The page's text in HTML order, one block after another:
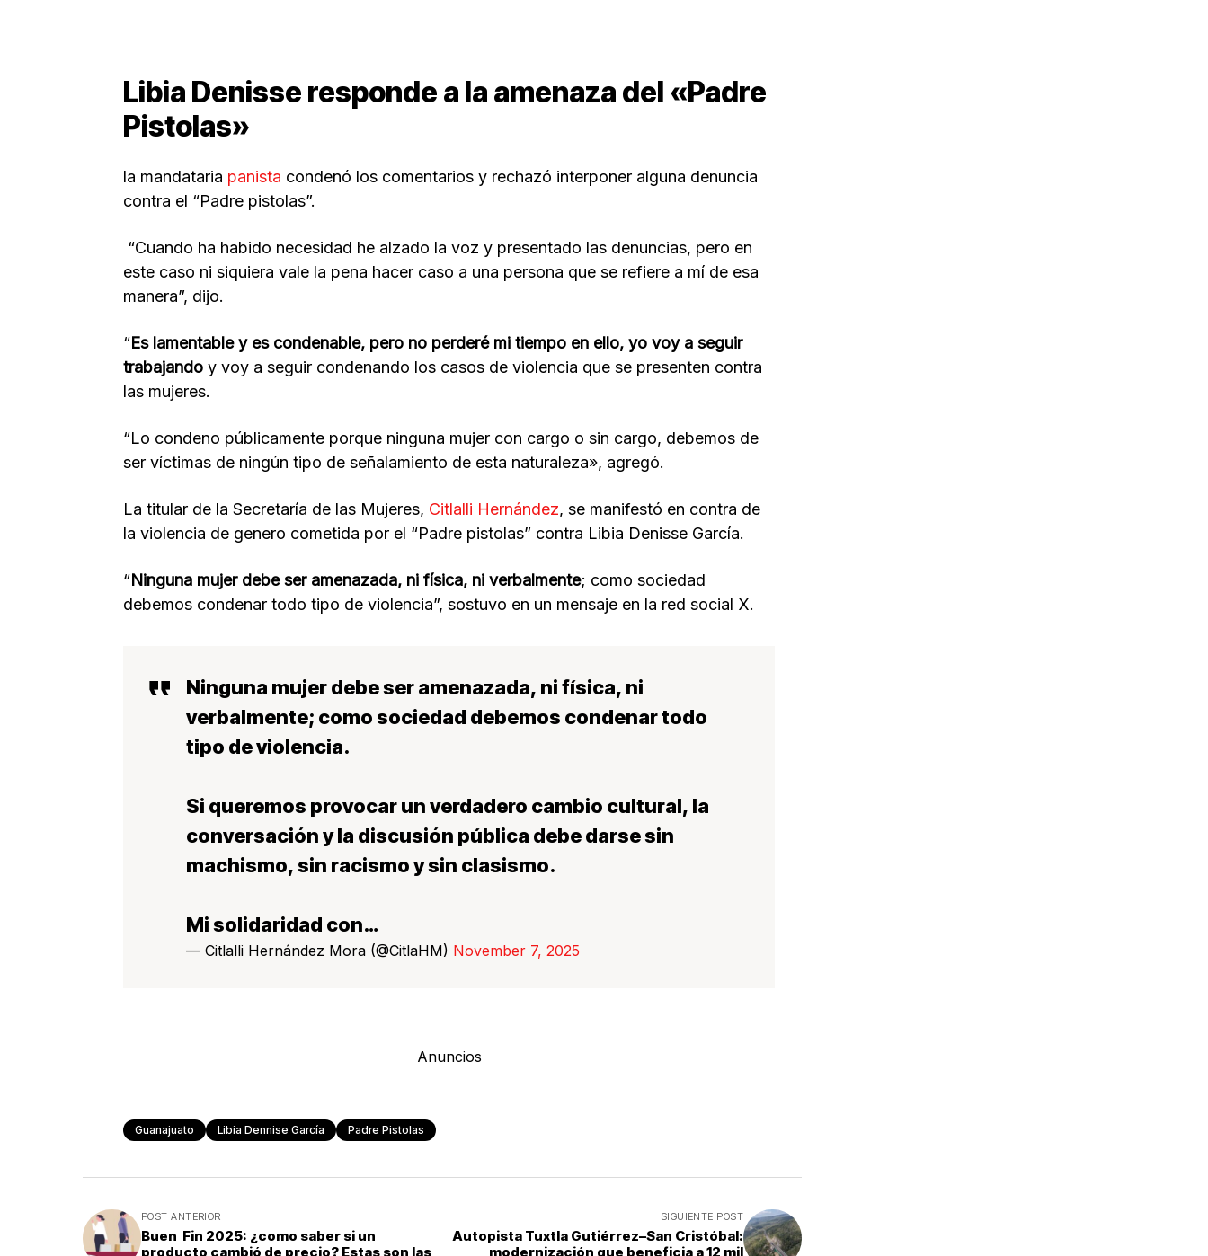
Libia Denisse responde a la amenaza del «Padre
Pistolas»
la mandataria panista condenó los comentarios y rechazó interponer alguna denuncia
contra el “Padre pistolas”.
“Cuando ha habido necesidad he alzado la voz y presentado las denuncias, pero en
este caso ni siquiera vale la pena hacer caso a una persona que se refiere a mí de esa
manera”, dijo.
“Es lamentable y es condenable, pero no perderé mi tiempo en ello, yo voy a seguir
trabajando y voy a seguir condenando los casos de violencia que se presenten contra
las mujeres.
“Lo condeno públicamente porque ninguna mujer con cargo o sin cargo, debemos de
ser víctimas de ningún tipo de señalamiento de esta naturaleza», agregó.
La titular de la Secretaría de las Mujeres, Citlalli Hernández, se manifestó en contra de
la violencia de genero cometida por el “Padre pistolas” contra Libia Denisse García.
“Ninguna mujer debe ser amenazada, ni física, ni verbalmente; como sociedad
debemos condenar todo tipo de violencia”, sostuvo en un mensaje en la red social X.
Ninguna mujer debe ser amenazada, ni física, ni
verbalmente; como sociedad debemos condenar todo
tipo de violencia.
Si queremos provocar un verdadero cambio cultural, la
conversación y la discusión pública debe darse sin
machismo, sin racismo y sin clasismo.
Mi solidaridad con…
— Citlalli Hernández Mora (@CitlaHM) November 7, 2025
Anuncios
Guanajuato Libia Dennise García Padre Pistolas
POST ANTERIOR
Buen Fin 2025: ¿como saber si un
producto cambió de precio? Estas son las
SIGUIENTE POST
Autopista Tuxtla Gutiérrez–San Cristóbal:
modernización que beneficia a 12 mil